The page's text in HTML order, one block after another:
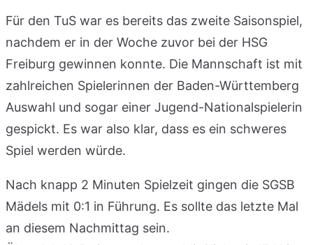
Für den TuS war es bereits das zweite Saisonspiel,
nachdem er in der Woche zuvor bei der HSG
Freiburg gewinnen konnte. Die Mannschaft ist mit
zahlreichen Spielerinnen der Baden-Württemberg
Auswahl und sogar einer Jugend-Nationalspielerin
gespickt. Es war also klar, dass es ein schweres
Spiel werden würde.
Nach knapp 2 Minuten Spielzeit gingen die SGSB
Mädels mit 0:1 in Führung. Es sollte das letzte Mal
an diesem Nachmittag sein.